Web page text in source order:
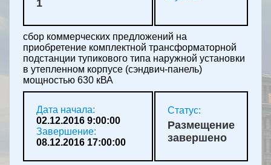
1
сбор коммерческих предложений на
приобретение комплектной трансформаторной
подстанции тупикового типа наружной установки
в утепленном корпусе (сэндвич-панель)
мощностью 630 кВА
Дата начала:
02.12.2016 9:00:00
Завершение:
08.12.2016 17:00:00
Статус:
Размещение
завершено